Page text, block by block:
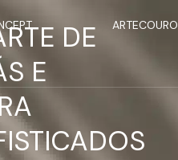
ARTECOURO
DE
E